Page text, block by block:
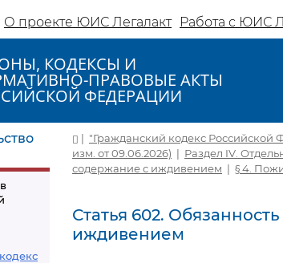
О проекте ЮИС Легалакт Работа с ЮИС
КОДЕКСЫ И
ПРАВОВЫЕ АКТЫ
ФЕДЕРАЦИИ
| "Гражданский кодекс Российской
изм. от 09.06.2026) | Раздел IV.
содержание с иждивением | § 4.
Статья 602.
иждивением